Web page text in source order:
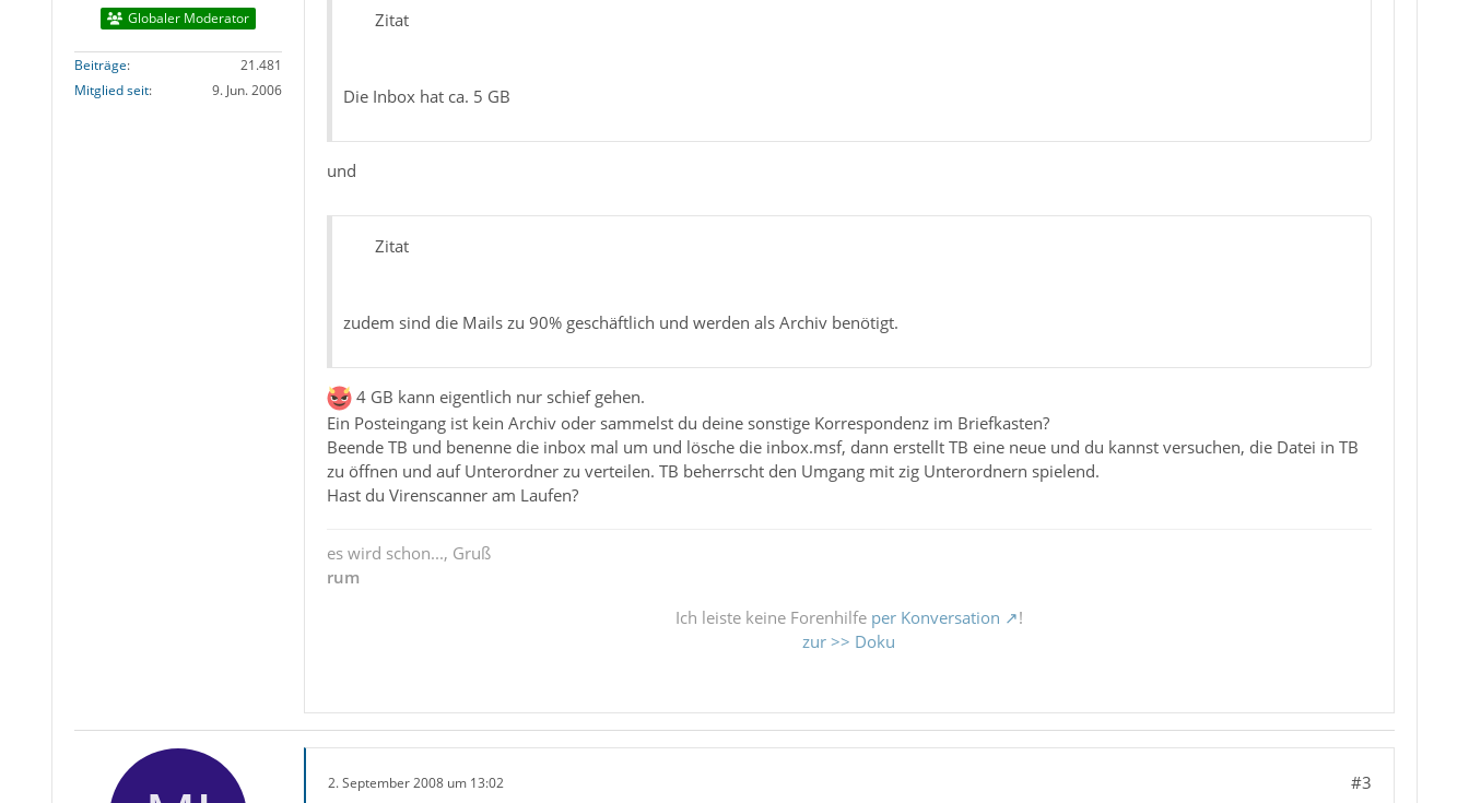
Globaler Moderator
Beiträge
21.481
Mitglied seit
9. Jun. 2006
Zitat
Die Inbox hat ca. 5 GB
und
Zitat
zudem sind die Mails zu 90% geschäftlich und werden als Archiv benötigt.
4 GB kann eigentlich nur schief gehen.
Ein Posteingang ist kein Archiv oder sammelst du deine sonstige Korrespondenz im Briefkasten?
Beende TB und benenne die inbox mal um und lösche die inbox.msf, dann erstellt TB eine neue und du kannst versuchen, die Datei in TB
zu öffnen und auf Unterordner zu verteilen. TB beherrscht den Umgang mit zig Unterordnern spielend.
Hast du Virenscanner am Laufen?
es wird schon..., Gruß
rum
Ich leiste keine Forenhilfe per Konversation
!
zur >> Doku
2. September 2008 um 13:02 #3